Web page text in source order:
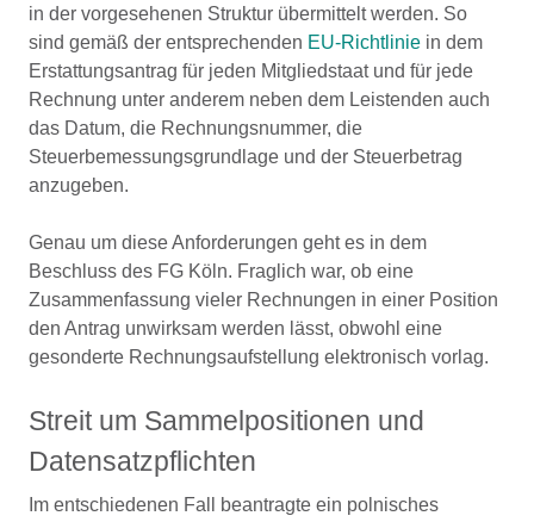
in der vorgesehenen Struktur übermittelt werden. So
sind gemäß der entsprechenden EU-Richtlinie in dem
Erstattungsantrag für jeden Mitgliedstaat und für jede
Rechnung unter anderem neben dem Leistenden auch
das Datum, die Rechnungsnummer, die
Steuerbemessungsgrundlage und der Steuerbetrag
anzugeben.
Genau um diese Anforderungen geht es in dem
Beschluss des FG Köln. Fraglich war, ob eine
Zusammenfassung vieler Rechnungen in einer Position
den Antrag unwirksam werden lässt, obwohl eine
gesonderte Rechnungsaufstellung elektronisch vorlag.
Streit um Sammelpositionen und
Datensatzpflichten
Im entschiedenen Fall beantragte ein polnisches